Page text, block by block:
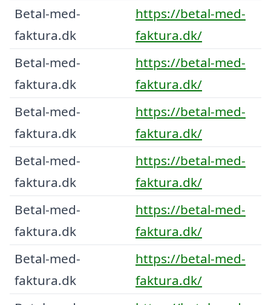
Betal-med-
faktura.dk
https://betal-med-
faktura.dk/
Betal-med-
faktura.dk
https://betal-med-
faktura.dk/
Betal-med-
faktura.dk
https://betal-med-
faktura.dk/
Betal-med-
faktura.dk
https://betal-med-
faktura.dk/
Betal-med-
faktura.dk
https://betal-med-
faktura.dk/
Betal-med-
faktura.dk
https://betal-med-
faktura.dk/